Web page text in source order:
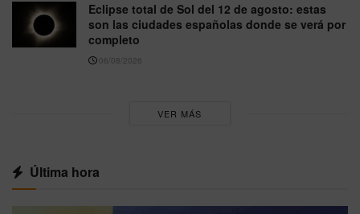
Eclipse total de Sol del 12 de agosto: estas
son las ciudades españolas donde se verá por
completo
06/08/2026
VER MÁS
Última hora